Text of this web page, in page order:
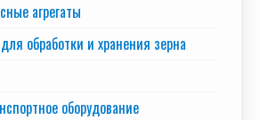
агрегаты
обработки и хранения зерна
оборудование